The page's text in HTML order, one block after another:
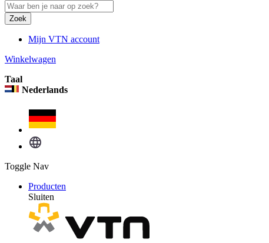
Zoek
Mijn VTN account
Winkelwagen
Taal
Nederlands
Toggle Nav
Producten
Sluiten